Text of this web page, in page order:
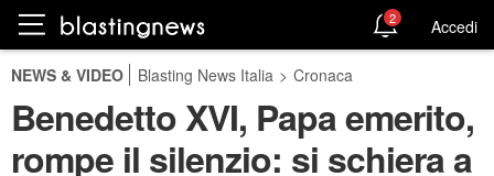
2 Accedi
NEWS & VIDEO Blasting News Italia > Cronaca
Benedetto XVI, Papa emerito,
rompe il silenzio: si schiera a